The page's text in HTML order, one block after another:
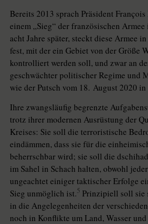
Bereits 2013 sprach Präsident
einem „Sieg“ der französischen Armee
acht Jahre später, steckt diese Armee
fest, mit der ein Gebiet von der Größe
kontrolliert werden soll, und zwar an
geschwächter politischer Regime und
wie der Putsch vom 18. August 2020
Ihre zwangsläufig begrenzte
trotz ihrer modernen Ausrüstung der
Kreises: Sie soll die terroristische
eindämmen, dass sie für die
beherrschbar wird; sie soll die
im Sahel in Schach halten, obwohl
ungeachtet einiger taktischer Erfolge
Sieg unmöglich ist.5 Prinzipiell soll sie
in die Angelegenheiten der
noch in Konflikte um Land, Wasser